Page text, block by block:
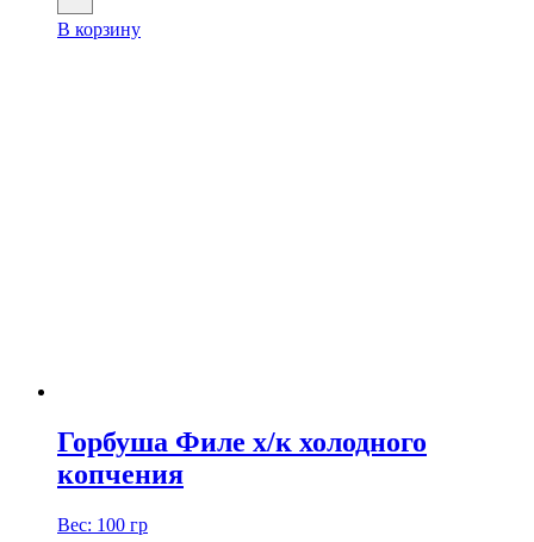
В корзину
Горбуша Филе х/к холодного
копчения
Вес: 100 гр